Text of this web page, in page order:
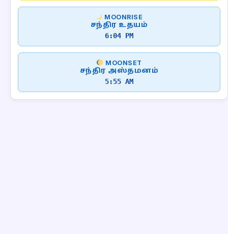
MOONRISE
சந்திர உதயம்
6:04 PM
MOONSET
சந்திர அஸ்தமனம்
5:55 AM